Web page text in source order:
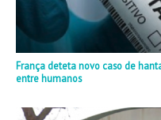
França deteta novo caso de
entre humanos